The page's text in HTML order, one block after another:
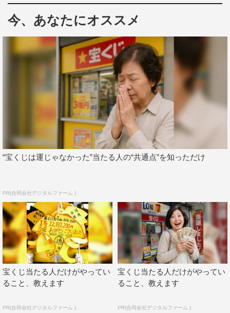
今、あなたにオススメ
“宝くじは運じゃなかった”当たる人の“共通点”を知っただけ
PR(合同会社デジタルファーム )
宝くじ当たる人だけがやってい
ること、教えます
PR(合同会社デジタルファーム )
宝くじ当たる人だけがやってい
ること、教えます
PR(合同会社デジタルファーム )